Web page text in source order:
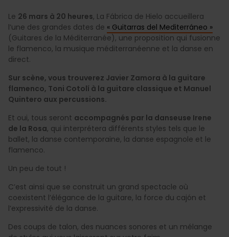
Le 26 mars à 20 heures, La Fábrica de Hielo accueillera
l’une des grandes dates de « Guitarras del Mediterráneo »
(Guitares de la Méditerranée), une proposition qui fusionne
le flamenco, la musique méditerranéenne et la danse en
direct.
Sur scène, vous trouverez Javier Zamora à la guitare
flamenco, Toni Cotolí à la guitare classique et Manuel
Quintero aux percussions.
Et oui, tous seront accompagnés par la danseuse Irene
de la Rosa, qui interprétera différents styles tels que le
ballet, la danse contemporaine, la danse espagnole et le
flamenco.
Un peu de tout !
C’est ainsi que se construit un grand spectacle où
coexistent l’élégance de la guitare, la force du cajón et
l’expressivité de la danse.
Des coups de talon, des nuances sonores et un mélange